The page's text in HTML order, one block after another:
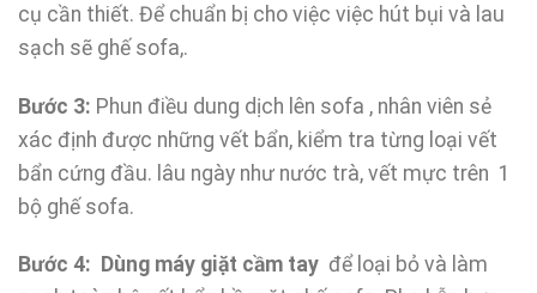
cụ cần thiết. Để chuẩn bị cho việc việc hút bụi và lau
sạch sẽ ghế sofa,.
Bước 3: Phun điều dung dịch lên sofa , nhân viên sẻ
xác định được những vết bẩn, kiểm tra từng loại vết
bẩn cứng đầu. lâu ngày như nước trà, vết mực trên 1
bộ ghế sofa.
Bước 4: Dùng máy giặt cầm tay để loại bỏ và làm